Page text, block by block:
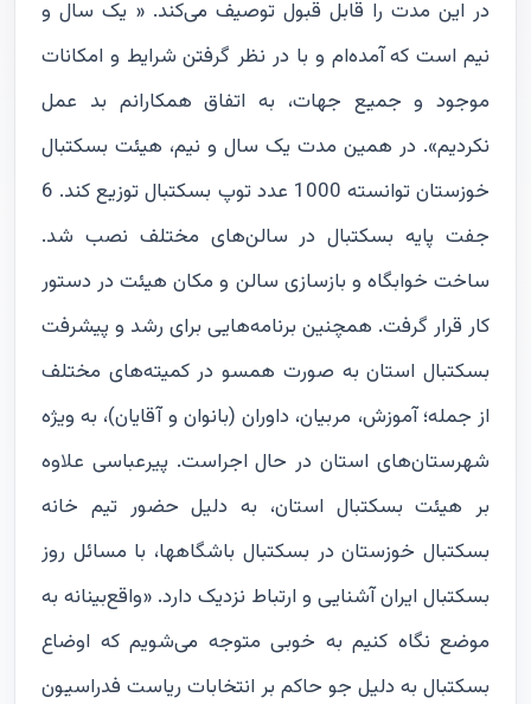
در این مدت را قابل قبول توصیف می‌کند. « یک سال و
نیم است که آمده‌ام و با در نظر گرفتن شرایط و امکانات
موجود و جمیع جهات، به اتفاق همکارانم بد عمل
نکردیم». در همین مدت یک سال و نیم، هیئت بسکتبال
خوزستان توانسته 1000 عدد توپ بسکتبال توزیع کند. 6
جفت پایه بسکتبال در سالن‌های مختلف نصب شد.
ساخت خوابگاه و بازسازی سالن و مکان هیئت در دستور
کار قرار گرفت. همچنین برنامه‌هایی برای رشد و پیشرفت
بسکتبال استان به صورت همسو در کمیته‌های مختلف
از جمله؛ آموزش، مربیان، داوران (بانوان و آقایان)، به ویژه
شهرستان‌های استان در حال اجراست. پیرعباسی علاوه
بر هیئت بسکتبال استان، به دلیل حضور تیم خانه
بسکتبال خوزستان در بسکتبال باشگاهها، با مسائل روز
بسکتبال ایران آشنایی و ارتباط نزدیک دارد. «واقع‌بینانه به
موضع نگاه کنیم به خوبی متوجه می‌شویم که اوضاع
بسکتبال به دلیل جو حاکم بر انتخابات ریاست فدراسیون